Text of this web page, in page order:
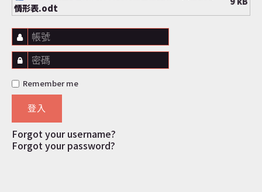
情形表.odt
帳號
密碼
Remember me
登入
Forgot your username?
Forgot your password?